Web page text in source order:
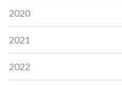
2020
2021
2022